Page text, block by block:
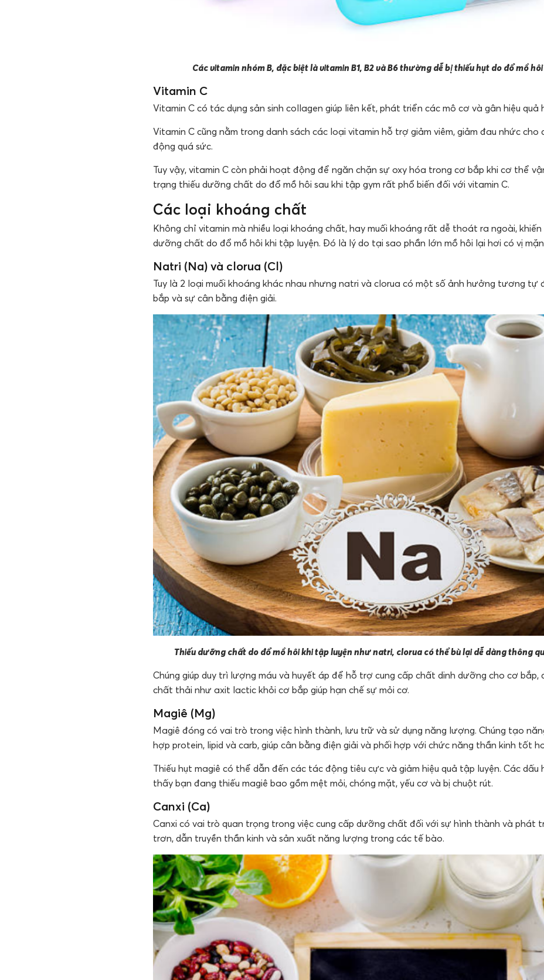
Các vitamin nhóm B, đặc biệt là vitamin B1, B2 và B6 thường dễ bị thiếu hụt do đổ mồ
Vitamin C
Vitamin C có tác dụng sản sinh collagen giúp liên kết, phát triển các mô cơ và gân hiệu quả
Vitamin C cũng nằm trong danh sách các loại vitamin hỗ trợ giảm viêm, giảm đau nhức cho
động quá sức.
Tuy vậy, vitamin C còn phải hoạt động để ngăn chặn sự oxy hóa trong cơ bắp khi cơ thể
trạng thiếu dưỡng chất do đổ mồ hôi sau khi tập gym rất phổ biến đối với vitamin C.
Các loại khoáng chất
Không chỉ vitamin mà nhiều loại khoáng chất, hay muối khoáng rất dễ thoát ra ngoài,
dưỡng chất do đổ mồ hôi khi tập luyện. Đó là lý do tại sao phần lớn mồ hôi lại hơi có vị
Natri (Na) và clorua (Cl)
Tuy là 2 loại muối khoáng khác nhau nhưng natri và clorua có một số ảnh hưởng tương tự
bắp và sự cân bằng điện giải.
Thiếu dưỡng chất do đổ mồ hôi khi tập luyện như natri, clorua có thể bù lại dễ dàng thông
Chúng giúp duy trì lượng máu và huyết áp để hỗ trợ cung cấp chất dinh dưỡng cho cơ
chất thải như axit lactic khỏi cơ bắp giúp hạn chế sự mỏi cơ.
Magiê (Mg)
Magiê đóng có vai trò trong việc hình thành, lưu trữ và sử dụng năng lượng. Chúng tạo
hợp protein, lipid và carb, giúp cân bằng điện giải và phối hợp với chức năng thần kinh tốt
Thiếu hụt magiê có thể dẫn đến các tác động tiêu cực và giảm hiệu quả tập luyện. Các dấu
thấy bạn đang thiếu magiê bao gồm mệt mỏi, chóng mặt, yếu cơ và bị chuột rút.
Canxi (Ca)
Canxi có vai trò quan trọng trong việc cung cấp dưỡng chất đối với sự hình thành và phát
trơn, dẫn truyền thần kinh và sản xuất năng lượng trong các tế bào.